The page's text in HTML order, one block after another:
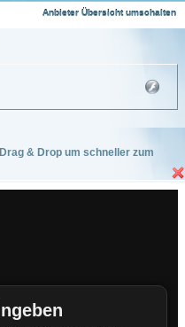
Anbieter Übersicht umschalten
& Drop um schneller zum